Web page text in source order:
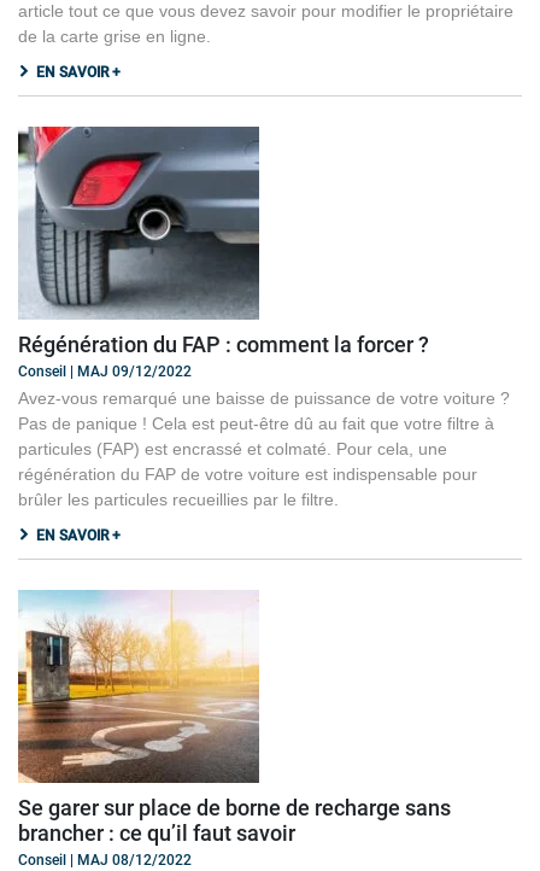
article tout ce que vous devez savoir pour modifier le propriétaire
de la carte grise en ligne.
EN SAVOIR +
Régénération du FAP : comment la forcer ?
Conseil | MAJ 09/12/2022
Avez-vous remarqué une baisse de puissance de votre voiture ?
Pas de panique ! Cela est peut-être dû au fait que votre filtre à
particules (FAP) est encrassé et colmaté. Pour cela, une
régénération du FAP de votre voiture est indispensable pour
brûler les particules recueillies par le filtre.
EN SAVOIR +
Se garer sur place de borne de recharge sans
brancher : ce qu’il faut savoir
Conseil | MAJ 08/12/2022